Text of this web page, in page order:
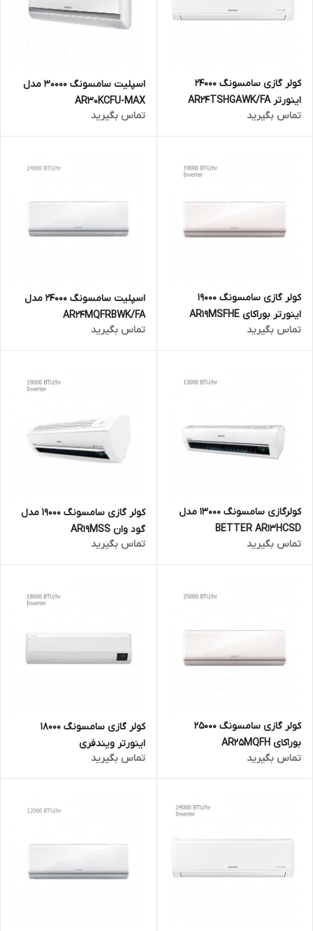
کولر گازی سامسونگ 24000
اینورتر AR24TSHGAWK/FA
تماس بگیرید
اسپلیت سامسونگ 30000 مدل
AR30KCFU-MAX
تماس بگیرید
کولر گازی سامسونگ 19000
اینورتر بوراکای AR19MSFHE
تماس بگیرید
اسپلیت سامسونگ 24000 مدل
AR24MQFRBWK/FA
تماس بگیرید
کولرگازی سامسونگ 13000 مدل
BETTER AR13HCSD
تماس بگیرید
کولر گازی سامسونگ 19000 مدل
گود وان AR19MSS
تماس بگیرید
کولر گازی سامسونگ 25000
بوراکای AR25MQFH
تماس بگیرید
کولر گازی سامسونگ 18000
اینورتر ویندفری
AR18TSEAFWK/JO
تماس بگیرید